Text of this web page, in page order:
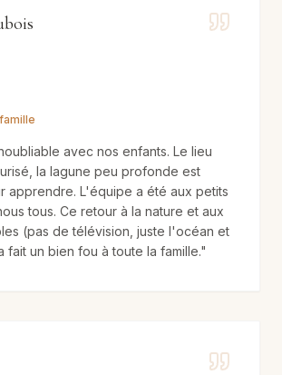
avec nos enfants. Le lieu
la lagune peu profonde est
apprendre. L'équipe a été aux petits
tous. Ce retour à la nature et aux
(pas de télévision, juste l'océan et
fait un bien fou à toute la famille."